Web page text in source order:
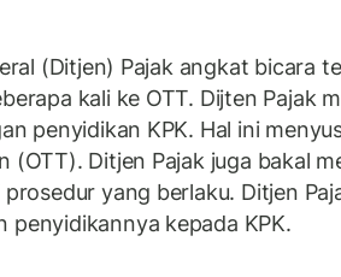
(Ditjen) Pajak angkat bicara
kali ke OTT. Dijten Pajak
penyidikan KPK. Hal ini
(OTT). Ditjen Pajak juga bakal
prosedur yang berlaku. Ditjen
penyidikannya kepada KPK.